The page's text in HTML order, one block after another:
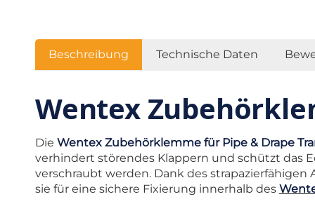
Beschreibung Technische Daten
Wentex
Die Wentex Zubehörklemme für Pipe & Drape
verhindert störendes Klappern und schützt das
verschraubt werden. Dank des
sie für eine sichere Fixierung innerhalb des